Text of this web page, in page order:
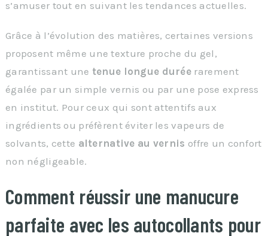
s’amuser tout en suivant les tendances actuelles.
Grâce à l’évolution des matières, certaines versions
proposent même une texture proche du gel,
garantissant une tenue longue durée rarement
égalée par un simple vernis ou par une pose express
en institut. Pour ceux qui sont attentifs aux
ingrédients ou préfèrent éviter les vapeurs de
solvants, cette alternative au vernis offre un confort
non négligeable.
Comment réussir une manucure
parfaite avec les autocollants pour